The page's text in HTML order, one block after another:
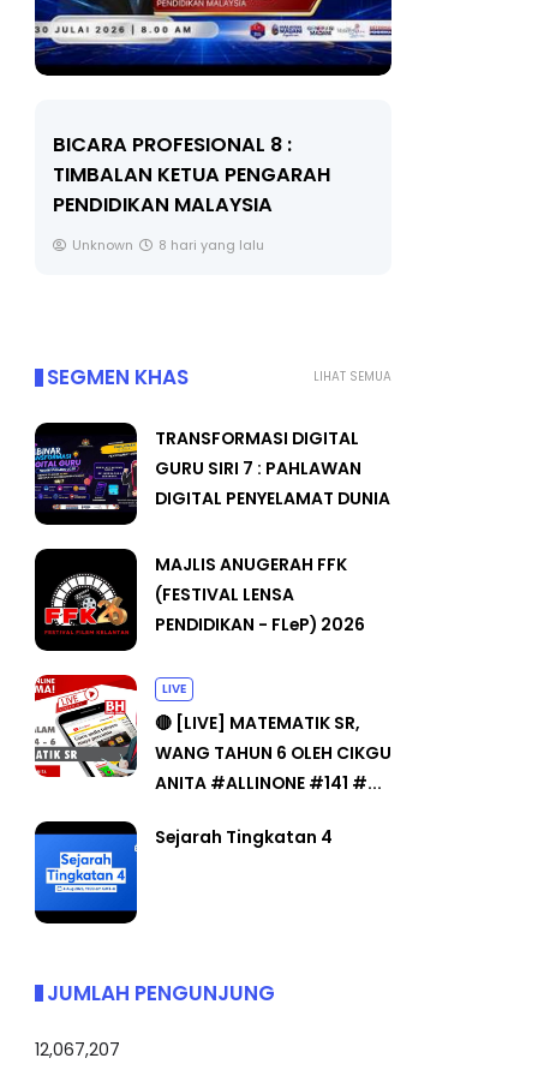
BICARA PROFESIONAL 8 :
TIMBALAN KETUA PENGARAH
PENDIDIKAN MALAYSIA
Unknown 8 hari yang lalu
LIHAT SEMUA
SEGMEN KHAS
TRANSFORMASI DIGITAL
GURU SIRI 7 : PAHLAWAN
DIGITAL PENYELAMAT DUNIA
MAJLIS ANUGERAH FFK
(FESTIVAL LENSA
PENDIDIKAN - FLeP) 2026
LIVE
🔴 [LIVE] MATEMATIK SR,
WANG TAHUN 6 OLEH CIKGU
ANITA #ALLINONE #141 #...
Sejarah Tingkatan 4
JUMLAH PENGUNJUNG
12,067,207